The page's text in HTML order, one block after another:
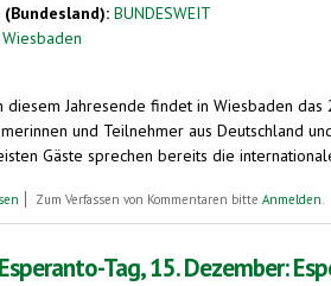
(Bundesland): BUNDESWEIT
Wiesbaden
diesem Jahresende findet in Wiesbaden
und Teilnehmer aus Deutschland
Gäste sprechen bereits die
über Esperanto zu Gast in Wiesbaden.
Zum Verfassen von Kommentaren bitte Anmelden.
Tag, 15. Dezember: